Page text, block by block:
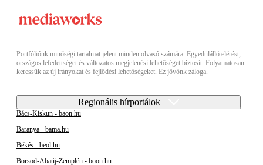
Portfóliónk minőségi tartalmat jelent minden olvasó számára. Egyedülálló elérést,
országos lefedettséget és változatos megjelenési lehetőséget biztosít. Folyamatosan
keressük az új irányokat és fejlődési lehetőségeket. Ez jövőnk záloga.
Regionális hírportálok
Bács-Kiskun - baon.hu
Baranya - bama.hu
Békés - beol.hu
Borsod-Abaúj-Zemplén - boon.hu